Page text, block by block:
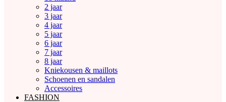
2 jaar
3 jaar
4 jaar
5 jaar
6 jaar
7 jaar
8 jaar
Kniekousen & maillots
Schoenen en sandalen
Accessoires
FASHION